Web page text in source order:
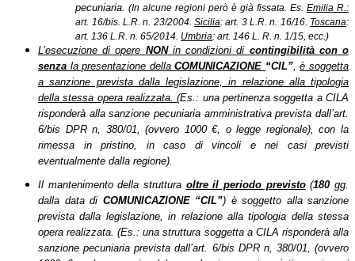
pecuniaria. (In alcune regioni però è già fissata. Es.Emilia R.:
art. 16/bis. L.R. n. 23/2004. Sicilia: art. 3 L.R. n. 16/16. Toscana:
art. 136 L.R. n. 65/2014. Umbria:art.146 L. R. n. 1/15, ecc.)
L’esecuzione di opere NONin condizioni di contingibilità con o
senza la presentazione dellaCOMUNICAZIONE “CIL”,è soggetta
a sanzione prevista dalla legislazione, in relazione alla tipologia
della stessa opera realizzata.(Es.: una pertinenza soggetta a CILA
risponderà alla sanzione pecuniaria amministrativa prevista dall’art.
6/bis DPR n, 380/01, (ovvero 1000 €, o legge regionale), con la
rimessa in pristino, in caso di vincoli e nei casi previsti
eventualmente dalla regione).
Il mantenimento della struttura oltre il periodo previsto(180 gg.
dalla data di COMUNICAZIONE “CIL”) è soggetto alla sanzione
prevista dalla legislazione, in relazione alla tipologia della stessa
opera realizzata. (Es.: una struttura soggetta a CILA risponderà alla
sanzione pecuniaria prevista dall’art. 6/bis DPR n, 380/01, (ovvero